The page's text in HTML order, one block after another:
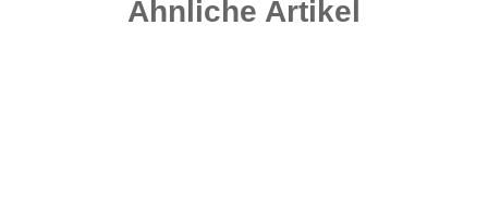
Ähnliche Artikel